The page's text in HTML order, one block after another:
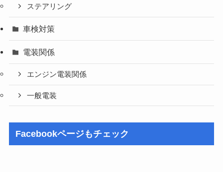
ステアリング
車検対策
電装関係
エンジン電装関係
一般電装
Facebookページもチェック